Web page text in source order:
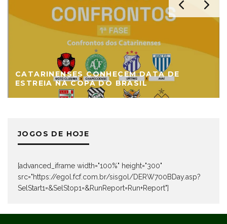
CATARINENSES CONHECEM DATA DE
ESTREIA NA COPA DO BRASIL
JOGOS DE HOJE
[advanced_iframe width="100%" height="300"
src="https://egol.fcf.com.br/sisgol/DERW700BDay.asp?
SelStart1=&SelStop1=&RunReport=Run+Report"]